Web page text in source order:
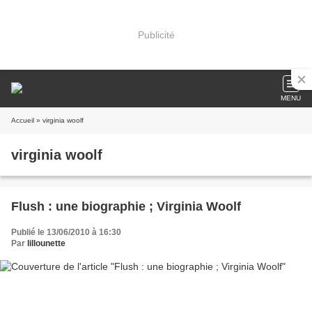
Publicité
MENU
Accueil » virginia woolf
virginia woolf
Flush : une biographie ; Virginia Woolf
Publié le 13/06/2010 à 16:30
Par lillounette